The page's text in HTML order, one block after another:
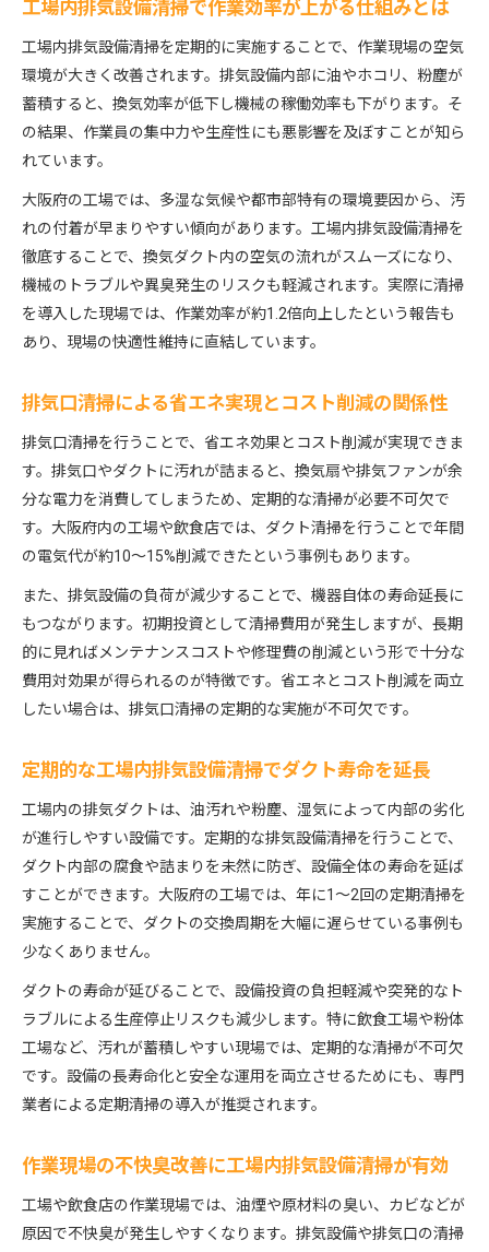
工場内排気設備清掃で作業効率が上がる仕組みとは
工場内排気設備清掃を定期的に実施することで、作業現場の空気
環境が大きく改善されます。排気設備内部に油やホコリ、粉塵が
蓄積すると、換気効率が低下し機械の稼働効率も下がります。そ
の結果、作業員の集中力や生産性にも悪影響を及ぼすことが知ら
れています。
大阪府の工場では、多湿な気候や都市部特有の環境要因から、汚
れの付着が早まりやすい傾向があります。工場内排気設備清掃を
徹底することで、換気ダクト内の空気の流れがスムーズになり、
機械のトラブルや異臭発生のリスクも軽減されます。実際に清掃
を導入した現場では、作業効率が約1.2倍向上したという報告も
あり、現場の快適性維持に直結しています。
排気口清掃による省エネ実現とコスト削減の関係性
排気口清掃を行うことで、省エネ効果とコスト削減が実現できま
す。排気口やダクトに汚れが詰まると、換気扇や排気ファンが余
分な電力を消費してしまうため、定期的な清掃が必要不可欠で
す。大阪府内の工場や飲食店では、ダクト清掃を行うことで年間
の電気代が約10〜15%削減できたという事例もあります。
また、排気設備の負荷が減少することで、機器自体の寿命延長に
もつながります。初期投資として清掃費用が発生しますが、長期
的に見ればメンテナンスコストや修理費の削減という形で十分な
費用対効果が得られるのが特徴です。省エネとコスト削減を両立
したい場合は、排気口清掃の定期的な実施が不可欠です。
定期的な工場内排気設備清掃でダクト寿命を延長
工場内の排気ダクトは、油汚れや粉塵、湿気によって内部の劣化
が進行しやすい設備です。定期的な排気設備清掃を行うことで、
ダクト内部の腐食や詰まりを未然に防ぎ、設備全体の寿命を延ば
すことができます。大阪府の工場では、年に1〜2回の定期清掃を
実施することで、ダクトの交換周期を大幅に遅らせている事例も
少なくありません。
ダクトの寿命が延びることで、設備投資の負担軽減や突発的なト
ラブルによる生産停止リスクも減少します。特に飲食工場や粉体
工場など、汚れが蓄積しやすい現場では、定期的な清掃が不可欠
です。設備の長寿命化と安全な運用を両立させるためにも、専門
業者による定期清掃の導入が推奨されます。
作業現場の不快臭改善に工場内排気設備清掃が有効
工場や飲食店の作業現場では、油煙や原材料の臭い、カビなどが
原因で不快臭が発生しやすくなります。排気設備や排気口の清掃